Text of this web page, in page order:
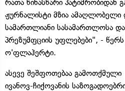
რათა წინასწარი პატიმრობიდან
ჟურნალისტი მზია ამაღლობელი
სამართლიანი სასამართლოსა
პრეზუმფციის უფლებები", -
ო'ფლაჰერტი.
ასევე შეშფოთებაა
ივანოვ-ჩიქოვანის